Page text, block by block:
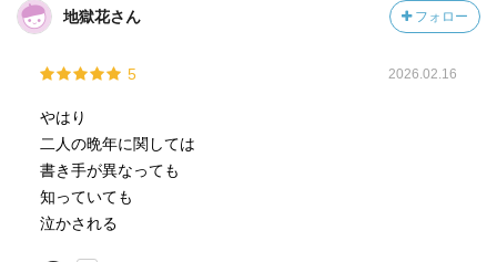
地獄花さん フォロー
5 2026.02.16
やはり
二人の晩年に関しては
書き手が異なっても
知っていても
泣かされる